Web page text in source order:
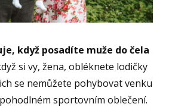
když posadíte muže do čela
si vy, žena, obléknete lodičky
se nemůžete pohybovat venku
sportovním oblečení.